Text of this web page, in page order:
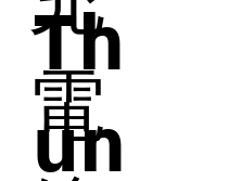
Th
un
電